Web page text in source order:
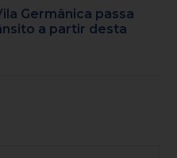
Germânica passa
a partir desta